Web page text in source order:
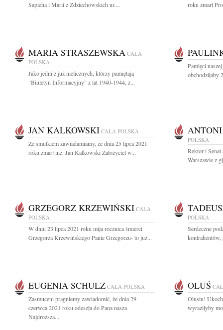
Sapieha i Marii z Zdziechowskich ur....
roku zmarł
MARIA STRASZEWSKA CAŁA
POLSKA
Jako jedni z już nielicznych, którzy pamiętają
"Biuletyn Informacyjny" z lat 1940-1944, z...
Pamięci
obchodziłaby
JAN KALKOWSKI CAŁA POLSKA
Ze smutkiem zawiadamiamy, że dnia 25 lipca 2021
roku zmarł inż. Jan Kalkowski Założyciel w...
POLSKA
Rektor i
Warszawie z
GRZEGORZ KRZEWIŃSKI CAŁA
POLSKA
W dniu 23 lipca 2021 roku mija rocznica śmierci
Grzegorza Krzewińskiego Panie Grzegorzu- to już...
POLSKA
Serdeczne
EUGENIA SCHULZ CAŁA POLSKA
Zasmuceni pragniemy zawiadomić, że dnia 29
czerwca 2021 roku odeszła do Pana nasza
Najdroższa...
OLUŚ
Olusiu!
wyraziłyby